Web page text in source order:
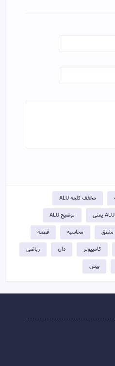
مخفف کلمه ALU
ALU یعنی توضيح ALU
منطق محاسبه قطعه
کامپیوتر دان ریاضی
بیش